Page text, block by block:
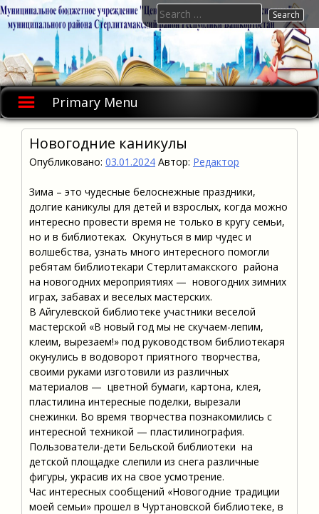
Skip
to
Primary Menu
Search
for:
Новогодние каникулы
Опубликовано: 03.01.2024 Автор: Редактор
Зима – это чудесные белоснежные праздники,
долгие каникулы для детей и взрослых, когда можно
интересно провести время не только в кругу семьи,
но и в библиотеках. Окунуться в мир чудес и
волшебства, узнать много интересного помогли
ребятам библиотекари Стерлитамакского района
на новогодних мероприятиях — новогодних зимних
играх, забавах и веселых мастерских.
В Айгулевской библиотеке участники веселой
мастерской «В новый год мы не скучаем-лепим,
клеим, вырезаем!» под руководством библиотекаря
окунулись в водоворот приятного творчества,
своими руками изготовили из различных
материалов — цветной бумаги, картона, клея,
пластилина интересные поделки, вырезали
снежинки. Во время творчества познакомились с
интересной техникой — пластилинография.
Пользователи-дети Бельской библиотеки на
детской площадке слепили из снега различные
фигуры, украсив их на свое усмотрение.
Час интересных сообщений «Новогодние традиции
моей семьи» прошел в Чуртановской библиотеке, в